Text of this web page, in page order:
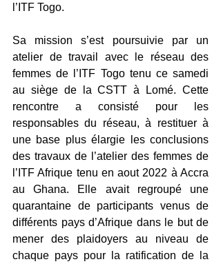
l’ITF Togo.
Sa mission s’est poursuivie par un
atelier de travail avec le réseau des
femmes de l’ITF Togo tenu ce samedi
au siège de la CSTT à Lomé. Cette
rencontre a consisté pour les
responsables du réseau, à restituer à
une base plus élargie les conclusions
des travaux de l’atelier des femmes de
l’ITF Afrique tenu en aout 2022 à Accra
au Ghana. Elle avait regroupé une
quarantaine de participants venus de
différents pays d’Afrique dans le but de
mener des plaidoyers au niveau de
chaque pays pour la ratification de la